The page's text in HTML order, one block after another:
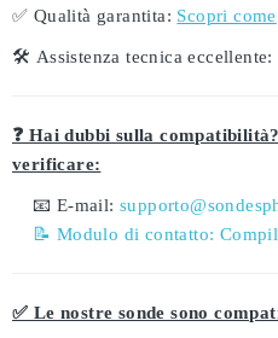
✅ Qualità garantita: Scopri come
🛠️ Assistenza tecnica eccellente:
❓ Hai dubbi sulla
verificare:
📧 E-mail:
📝 Modulo di contatto:
✅ Le nostre sonde sono